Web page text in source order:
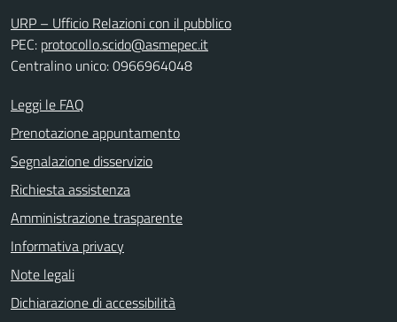
URP – Ufficio Relazioni con il pubblico
PEC: protocollo.scido@asmepec.it
Centralino unico: 0966964048
Leggi le FAQ
Prenotazione appuntamento
Segnalazione disservizio
Richiesta assistenza
Amministrazione trasparente
Informativa privacy
Note legali
Dichiarazione di accessibilità